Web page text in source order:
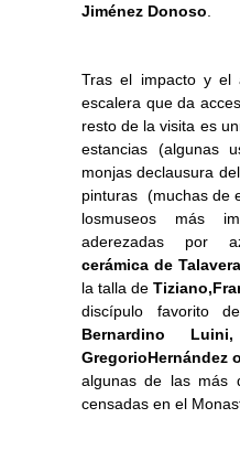
Jiménez Donoso
Tras el impacto y el
escalera que da
resto de la visita es
estancias (algunas
monjas declausura
pinturas (muchas de
losmuseos más
aderezadas por
cerámica de
la talla de
discípulo favorito
Bernardino
GregorioHernández
algunas de las más
censadas en el